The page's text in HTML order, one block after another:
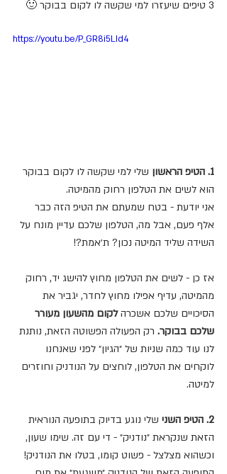
3 טיפים שיעזרו למי שקשה לו לקום בבוקר 🙂
https://youtu.be/P_GR8i5LId4
1. הטיפ הראשון
שלי למי שקשה לו לקום בבוקר
הוא לשים את הטלפון רחוק מהמיטה.
אני יודעת - בטח שמעתם את הטיפ הזה כבר
אלף פעם, אבל מה, הטלפון שלכם עדיין מונח על
השידה שליד המיטה נכון? ת׳אמת?!
אז כן - לשים את הטלפון מחוץ להישג יד, רחוק
מהמיטה, עדיף אפילו מחוץ לחדר, יגביר את
הסיכויים שלכם אשכרה לקום מהשעון מעורר
שלכם בבוקר. רק הפעולה הפשוטה הזאת, נותנת
לנו עוד כמה שניות של ״הגיון״ לפני שאנחנו
לוקחים את הטלפון, לוחצים על הנודניק וחוזרים
למיטה.
2. הטיפ השני
שלי נוגע בדיוק בתופעה הנוראית
הזאת שנקראת ״נודניק״ - די עם זה. שימו שעון,
וכשהוא מצלצל - פשוט קומו, בטלו את הנודניק!